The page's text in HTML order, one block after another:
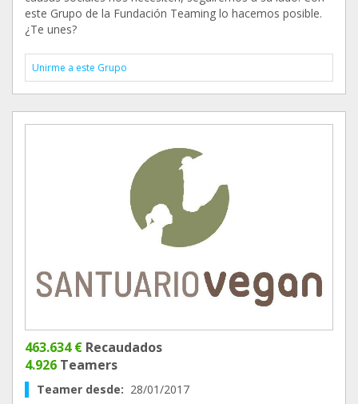
este Grupo de la Fundación Teaming lo hacemos posible.
¿Te unes?
Unirme a este Grupo
463.634 € Recaudados
4.926 Teamers
Teamer desde: 28/01/2017